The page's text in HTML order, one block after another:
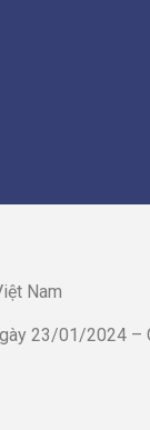
Nam
23/01/2024